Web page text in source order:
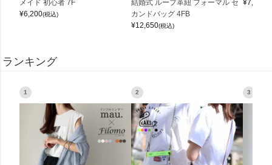
メイド 初心者 7F
¥6,200(税込)
結婚式 ループ革紐 フォーマル セ
カンドバッグ 4FB
¥12,650(税込)
¥7,150
ランキング
1 2 3